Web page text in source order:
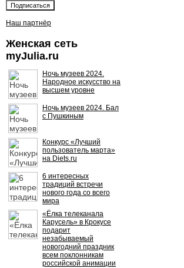
Наш партнёр
Женская сеть
myJulia.ru
Ночь музеев 2024.
Народное искусство на
высшем уровне
Ночь музеев 2024. Бал
с Пушкиным
Конкурс «Лучший
пользователь марта»
на Diets.ru
6 интересных
традиций встречи
нового года со всего
мира
«Ёлка телеканала
Карусель» в Крокусе
подарит
незабываемый
новогодний праздник
всем поклонникам
российской анимации